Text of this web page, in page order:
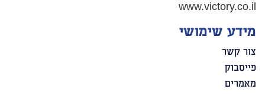
www.victory.co.il
מידע שימושי
צור קשר
פייסבוק
מאמרים